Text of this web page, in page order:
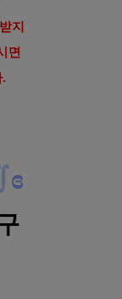
받지
면
.
ɞ